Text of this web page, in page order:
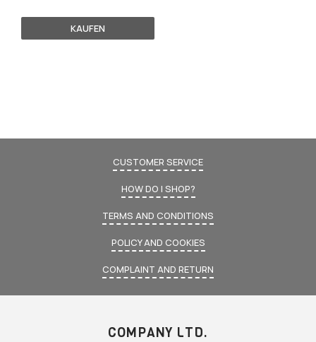
KAUFEN
CUSTOMER SERVICE
HOW DO I SHOP?
TERMS AND CONDITIONS
POLICY AND COOKIES
COMPLAINT AND RETURN
COMPANY LTD.